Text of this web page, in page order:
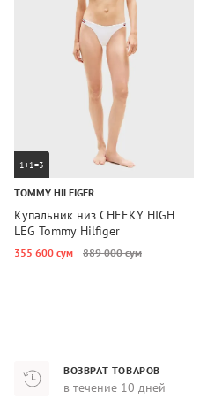
1+1=3
TOMMY HILFIGER
Купальник низ CHEEKY HIGH
LEG Tommy Hilfiger
355 600 сум 889 000 сум
ВОЗВРАТ ТОВАРОВ
в течение 10 дней